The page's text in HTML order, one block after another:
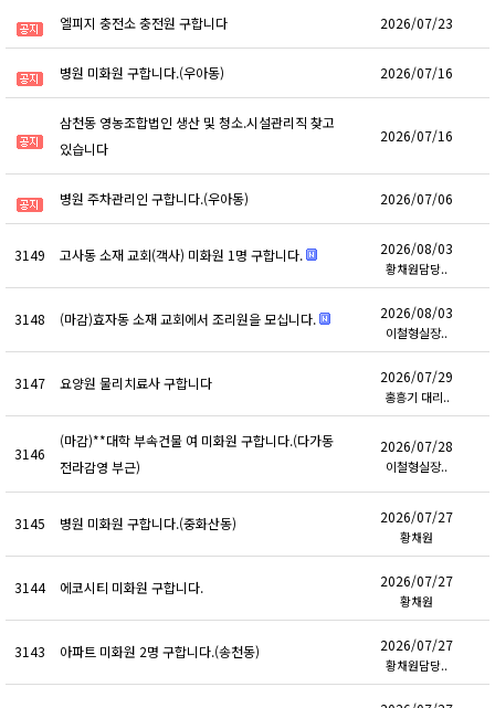
엘피지 충전소 충전원 구합니다 2026/07/23
병원 미화원 구합니다.(우아동) 2026/07/16
삼천동 영농조합법인 생산 및 청소.시설관리직 찾고
있습니다
2026/07/16
병원 주차관리인 구합니다.(우아동) 2026/07/06
3149 고사동 소재 교회(객사) 미화원 1명 구합니다. 2026/08/03
황채원담당..
3148 (마감)효자동 소재 교회에서 조리원을 모십니다. 2026/08/03
이철형실장..
3147 요양원 물리치료사 구합니다 2026/07/29
홍흥기 대리..
3146
(마감)**대학 부속건물 여 미화원 구합니다.(다가동
전라감영 부근)
2026/07/28
이철형실장..
3145 병원 미화원 구합니다.(중화산동) 2026/07/27
황채원
3144 에코시티 미화원 구합니다. 2026/07/27
황채원
3143 아파트 미화원 2명 구합니다.(송천동) 2026/07/27
황채원담당..